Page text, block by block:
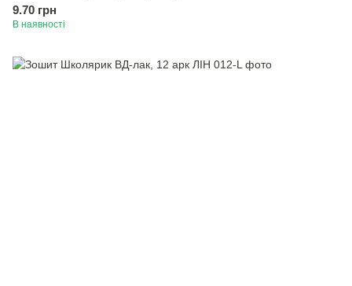
9.70 грн
В наявності